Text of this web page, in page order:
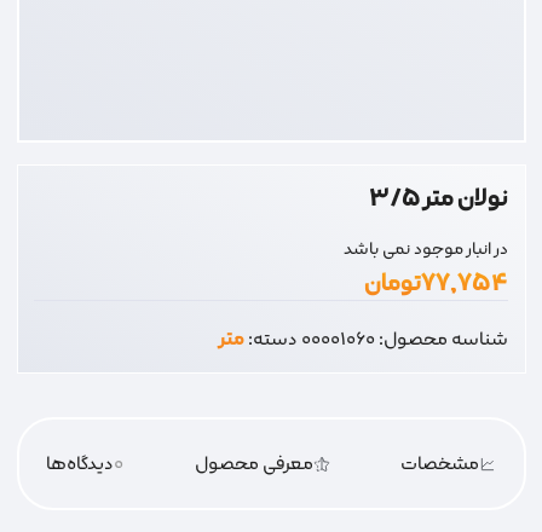
نولان متر 3/5
در انبار موجود نمی باشد
۷۷,۷۵۴تومان
شناسه محصول:00001060دسته:متر
مشخصات معرفی محصول 0دیدگاه‌‌ها